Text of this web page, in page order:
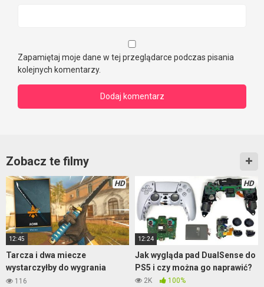
Zapamiętaj moje dane w tej przeglądarce podczas pisania
kolejnych komentarzy.
Zobacz te filmy
HD
12:45
Tarcza i dwa miecze
wystarczyłby do wygrania
gdyby nie ten glicz
116
HD
12:24
Jak wygląda pad DualSense do
PS5 i czy można go naprawić?
2K 100%